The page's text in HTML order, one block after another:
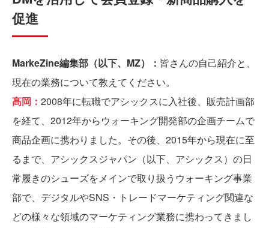
促進
MarkeZine編集部（以下、MZ）： 皆さんの自己紹介と、
現在の業務について教えてください。
髙岡： 2008年に転職でアシックスに入社後、販売計画部
を経て、2012年からウォーキング開発部の企画チームで
商品企画に携わりました。その後、2015年から現在に至
るまで、アシックスジャパン（以下、アシックス）の日
常履きのシューズをメインで取り扱うウォーキング事業
部で、デジタルやSNS・トレードマーケティング関連な
どの様々な領域のマーケティング業務に携わってきまし